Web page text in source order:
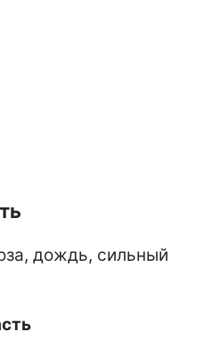
дождь, сильный